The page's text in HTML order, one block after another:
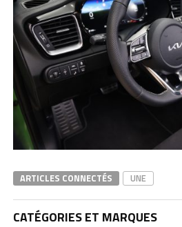
ARTICLES CONNECTÉS UNE
CATÉGORIES ET MARQUES